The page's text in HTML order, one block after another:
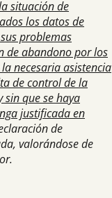
situación de
los datos de
problemas
de abandono por los
necesaria asistencia
de control de la
sin que se haya
justificada en
de
valorándose de